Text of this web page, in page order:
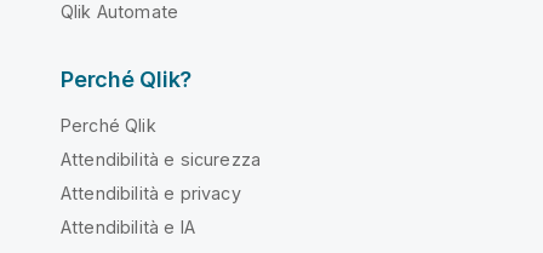
Qlik Automate
Perché Qlik?
Perché Qlik
Attendibilità e sicurezza
Attendibilità e privacy
Attendibilità e IA